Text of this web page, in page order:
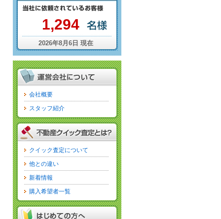
1,294
2026年8月6日 現在
会社概要
スタッフ紹介
クイック査定について
他との違い
新着情報
購入希望者一覧